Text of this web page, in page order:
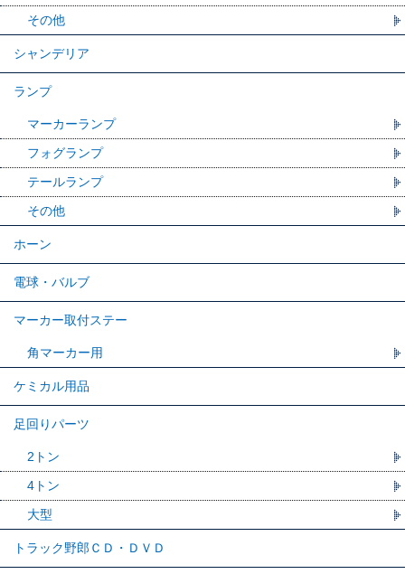
その他
シャンデリア
ランプ
マーカーランプ
フォグランプ
テールランプ
その他
ホーン
電球・バルブ
マーカー取付ステー
角マーカー用
ケミカル用品
足回りパーツ
2トン
4トン
大型
トラック野郎ＣＤ・ＤＶＤ